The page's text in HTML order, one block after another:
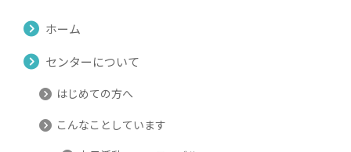
ホーム
センターについて
はじめての方へ
こんなことしています